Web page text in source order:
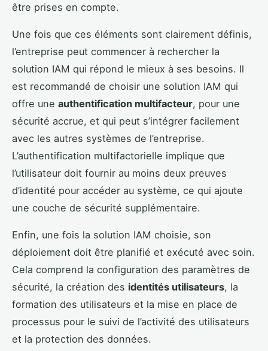
être prises en compte.
Une fois que ces éléments sont clairement définis,
l’entreprise peut commencer à rechercher la
solution IAM qui répond le mieux à ses besoins. Il
est recommandé de choisir une solution IAM qui
offre une authentification multifacteur, pour une
sécurité accrue, et qui peut s’intégrer facilement
avec les autres systèmes de l’entreprise.
L’authentification multifactorielle implique que
l’utilisateur doit fournir au moins deux preuves
d’identité pour accéder au système, ce qui ajoute
une couche de sécurité supplémentaire.
Enfin, une fois la solution IAM choisie, son
déploiement doit être planifié et exécuté avec soin.
Cela comprend la configuration des paramètres de
sécurité, la création des identités utilisateurs, la
formation des utilisateurs et la mise en place de
processus pour le suivi de l’activité des utilisateurs
et la protection des données.